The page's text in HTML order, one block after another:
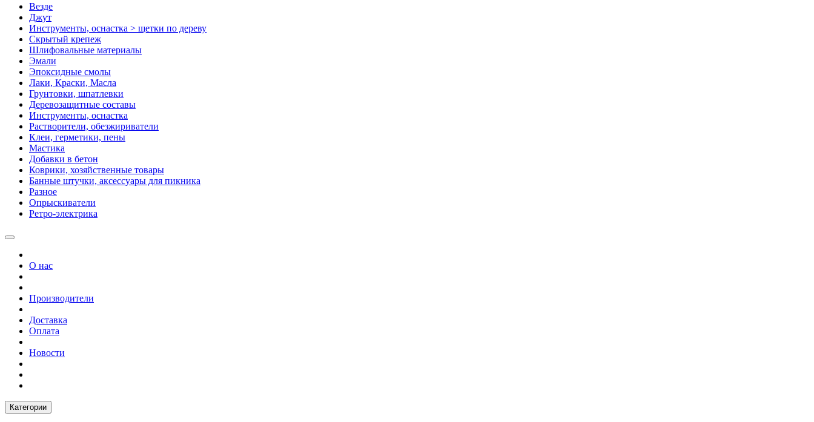
Везде
Джут
Инструменты, оснастка > щетки по дереву
Скрытый крепеж
Шлифовальные материалы
Эмали
Эпоксидные смолы
Лаки, Краски, Масла
Грунтовки, шпатлевки
Деревозащитные составы
Инструменты, оснастка
Растворители, обезжириватели
Клеи, герметики, пены
Мастика
Добавки в бетон
Коврики, хозяйственные товары
Банные штучки, аксессуары для пикника
Разное
Опрыскиватели
Ретро-электрика
О нас
Производители
Доставка
Оплата
Новости
Категории